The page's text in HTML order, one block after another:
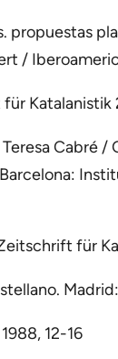
/
Katalanistik
Cabré /
für
12-16